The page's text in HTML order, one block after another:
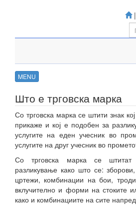
|
MENU
Што е трговска марка
Со трговска марка се штити знак
прикаже и кој е подобен за
услугите на еден учесник во
услугите на друг учесник во
Со трговска марка се
разликување како што се:
цртежи, комбинации на бои,
вклучително и форми на стоките
како и комбинациите на сите